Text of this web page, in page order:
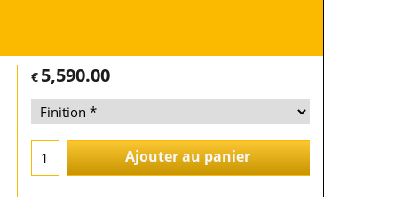
€ 5,590.00
Ajouter au panier